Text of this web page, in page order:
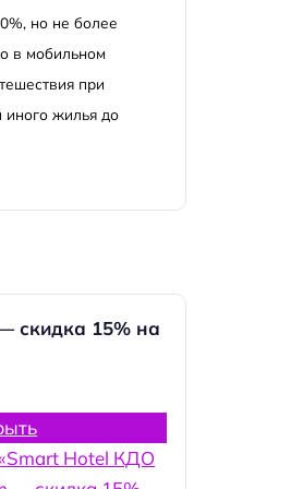
но не более
в мобильном
при
иного жилья до
скидка 15% на